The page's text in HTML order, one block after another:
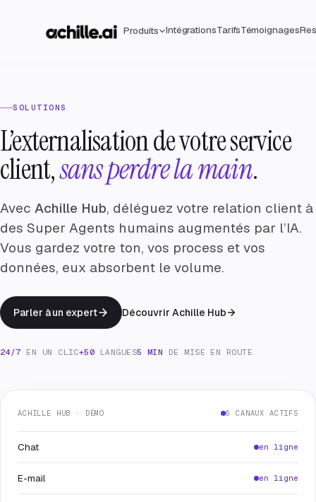
Produits IntégrationsTarifsTémoignages
SOLUTIONS
L’externalisation de votre service
client,sans perdre la main.
Avec Achille Hub, déléguez votre relation client à
des Super Agents humains augmentés par l’IA.
Vous gardez votre ton, vos process et vos
données, eux absorbent le volume.
Parler à un expert Découvrir Achille Hub
24/7 EN UN CLIC+50 LANGUES5 MIN DE MISE EN ROUTE
ACHILLE HUB · DÉMO 6 CANAUX ACTIFS
Chat en ligne
E-mail en ligne